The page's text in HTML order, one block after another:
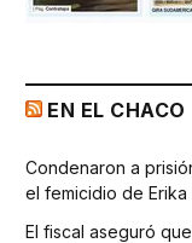
EN EL CHACO
Condenaron a
el femicidio de Erika
El fiscal aseguró